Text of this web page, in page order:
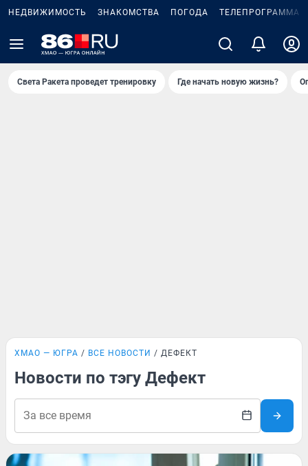
НЕДВИЖИМОСТЬ ЗНАКОМСТВА ПОГОДА ТЕЛЕПРОГРАММА
Света Ракета проведет тренировку Где начать новую жизнь?
ХМАО — ЮГРА ВСЕ НОВОСТИ ДЕФЕКТ
Новости по тэгу Дефект